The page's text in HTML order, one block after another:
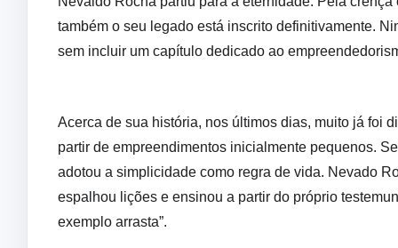
também o seu legado está inscrito definitivamente.
sem incluir um capítulo dedicado ao
Acerca de sua história, nos últimos dias, muito já foi
partir de empreendimentos inicialmente pequenos.
adotou a simplicidade como regra de vida. Nevado
espalhou lições e ensinou a partir do próprio
exemplo arrasta”.